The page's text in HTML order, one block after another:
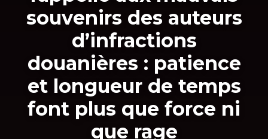
souvenirs des auteurs
d’infractions
douanières : patience
et longueur de temps
font plus que force ni
que rage